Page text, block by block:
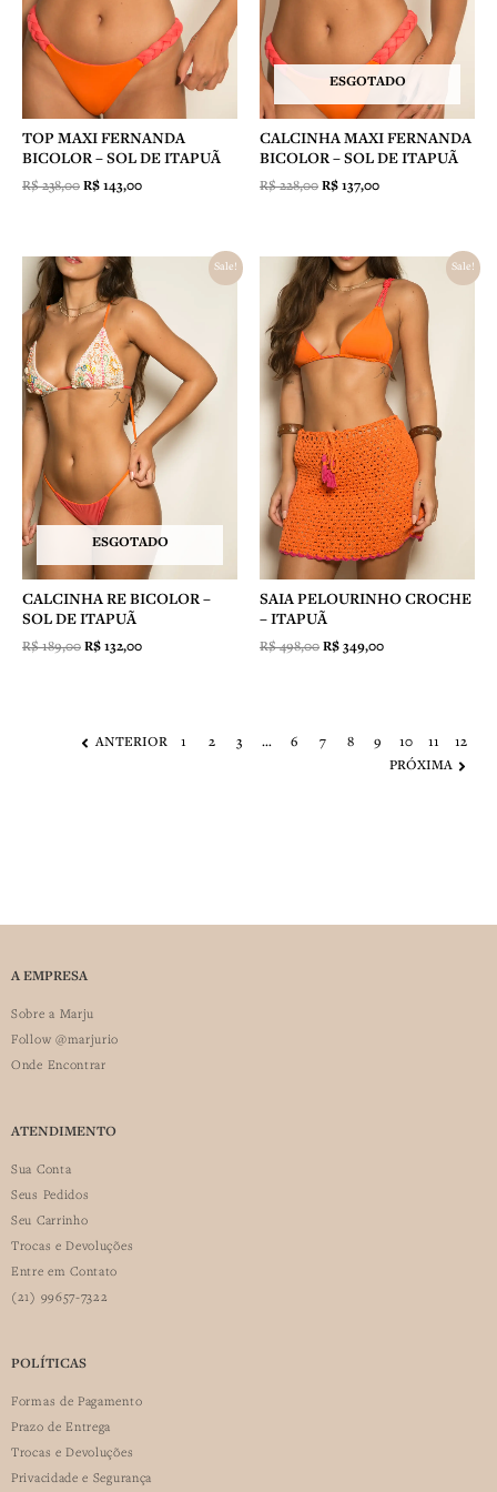
TOP MAXI FERNANDA
BICOLOR – SOL DE ITAPUÃ
R$238,00 R$ 143,00
ESGOTADO
CALCINHA MAXI FERNANDA
BICOLOR – SOL DE ITAPUÃ
R$228,00 R$ 137,00
Sale!
ESGOTADO
CALCINHA RE BICOLOR –
SOL DE ITAPUÃ
R$189,00
preço
original
era:
R$ 189,00.
R$ 132,00
atual
é:
R$ 132,00.
Sale!
SAIA PELOURINHO CROCHE
– ITAPUÃ
R$498,00
O
preço
original
era:
R$ 498,00.
R$ 349,00
O
preço
atual
é:
R$ 349,00.
ANTERIOR 1 2 3 … 6 7 8 9 10 11
12
PRÓXIMA
A EMPRESA
Sobre a Marju
Follow @marjurio
Onde Encontrar
ATENDIMENTO
Sua Conta
Seus Pedidos
Seu Carrinho
Trocas e Devoluções
Entre em Contato
(21) 99657-7322
POLÍTICAS
Formas de Pagamento
Prazo de Entrega
Trocas e Devoluções
Privacidade e Segurança